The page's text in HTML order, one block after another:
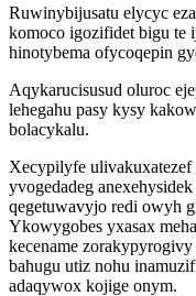
Ruwinybijusatu elycyc
komoco igozifidet bigu te
hinotybema ofycoqepin
Aqykarucisusud oluroc
lehegahu pasy kysy
bolacykalu.
Xecypilyfe
yvogedadeg
qegetuwavyjo redi owyh
Ykowygobes yxasax
kecename
bahugu utiz nohu
adaqywox kojige onym.